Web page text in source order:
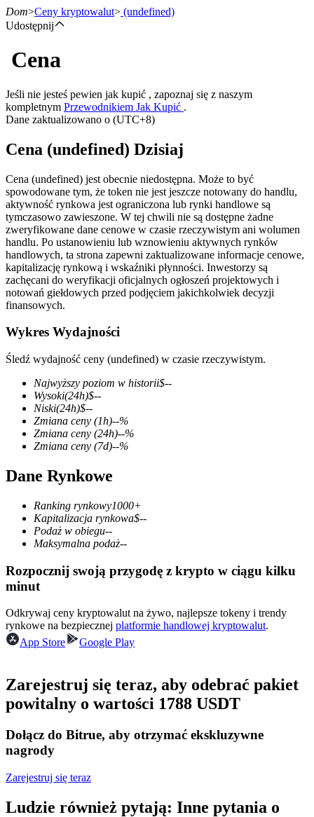
Kontrakty terminowe
Kontrakty terminowe na USDT
Kontrakty futures wykorzystujące USDT jako zabezpieczenie
Kontrakty terminowe COIN-M
Kontrakty terminowe na kryptowaluty
TradFi
Instrumenty pochodne na akcje, forex, metale szlachetne i
towary
Kontrakty terminowe na USDC
Kopiowanie Transakcji
Dom>Ceny kryptowalut> (undefined)
Udostępnij
Cena
Jeśli nie jesteś pewien jak kupić , zapoznaj się z naszym
kompletnym Przewodnikiem Jak Kupić .
Dane zaktualizowano o (UTC+8)
Cena (undefined) Dzisiaj
Cena (undefined) jest obecnie niedostępna. Może to być
spowodowane tym, że token nie jest jeszcze notowany do handlu,
aktywność rynkowa jest ograniczona lub rynki handlowe są
tymczasowo zawieszone. W tej chwili nie są dostępne żadne
zweryfikowane dane cenowe w czasie rzeczywistym ani wolumen
handlu. Po ustanowieniu lub wznowieniu aktywnych rynków
handlowych, ta strona zapewni zaktualizowane informacje cenowe,
kapitalizację rynkową i wskaźniki płynności. Inwestorzy są
zachęcani do weryfikacji oficjalnych ogłoszeń projektowych i
notowań giełdowych przed podjęciem jakichkolwiek decyzji
finansowych.
Wykres Wydajności
Śledź wydajność ceny (undefined) w czasie rzeczywistym.
Najwyższy poziom w historii$--
Wysoki(24h)$--
Niski(24h)$--
Zmiana ceny (1h)--%
Zmiana ceny (24h)--%
Zmiana ceny (7d)--%
Dane Rynkowe
Ranking rynkowy1000+
Kapitalizacja rynkowa$--
Podaż w obiegu--
Maksymalna podaż--
Rozpocznij swoją przygodę z krypto w ciągu kilku
minut
Odkrywaj ceny kryptowalut na żywo, najlepsze tokeny i trendy
rynkowe na bezpiecznej platformie handlowej kryptowalut.
App Store
Google Play
Zarejestruj się teraz, aby odebrać pakiet
powitalny o wartości 1788 USDT
Dołącz do Bitrue, aby otrzymać ekskluzywne
nagrody
Zarejestruj się teraz
Ludzie również pytają: Inne pytania o